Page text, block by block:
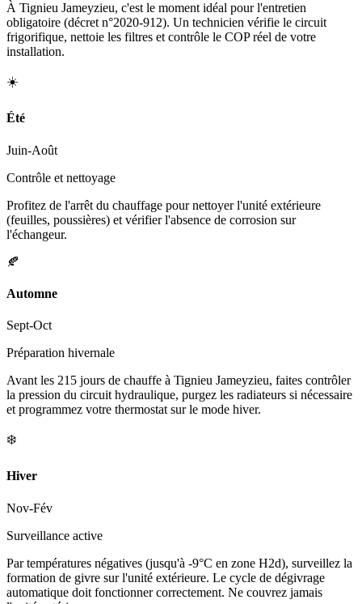
À Tignieu Jameyzieu, c'est le moment idéal pour l'entretien
obligatoire (décret n°2020-912). Un technicien vérifie le circuit
frigorifique, nettoie les filtres et contrôle le COP réel de votre
installation.
☀️
Été
Juin-Août
Contrôle et nettoyage
Profitez de l'arrêt du chauffage pour nettoyer l'unité extérieure
(feuilles, poussières) et vérifier l'absence de corrosion sur
l'échangeur.
🍂
Automne
Sept-Oct
Préparation hivernale
Avant les 215 jours de chauffe à Tignieu Jameyzieu, faites contrôler
la pression du circuit hydraulique, purgez les radiateurs si nécessaire
et programmez votre thermostat sur le mode hiver.
❄️
Hiver
Nov-Fév
Surveillance active
Par températures négatives (jusqu'à -9°C en zone H2d), surveillez la
formation de givre sur l'unité extérieure. Le cycle de dégivrage
automatique doit fonctionner correctement. Ne couvrez jamais